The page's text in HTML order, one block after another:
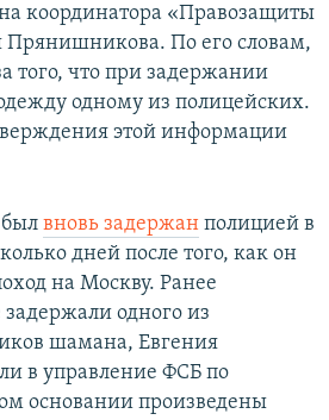
координатора «Правозащиты
Прянишникова. По его словам,
того, что при задержании
одному из полицейских.
этой информации
вновь задержан полицией в
дней после того, как он
на Москву. Ранее
одного из
шамана, Евгения
в управление ФСБ по
основании произведены